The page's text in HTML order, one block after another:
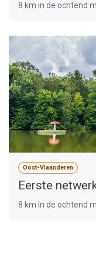
8 km in de ochtend
Oost-Vlaanderen
Eerste
8 km in de ochtend